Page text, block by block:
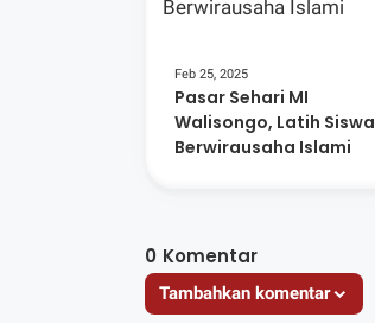
Feb 25, 2025
Pasar Sehari MI
Walisongo, Latih Siswa
Berwirausaha Islami
0 Komentar
Tambahkan komentar